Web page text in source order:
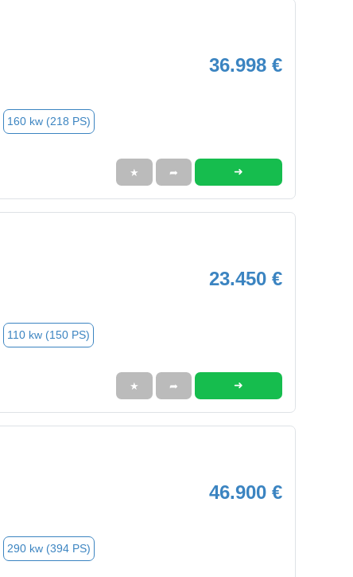
36.998 €
160 kw (218 PS)
★ ➦ ➜
23.450 €
110 kw (150 PS)
★ ➦ ➜
46.900 €
290 kw (394 PS)